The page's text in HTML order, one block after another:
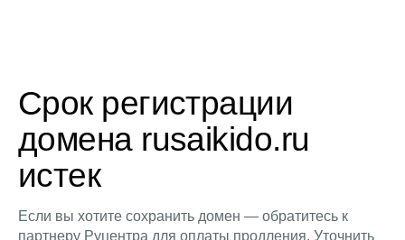
Срок регистрации
домена rusaikido.ru
истек
Если вы хотите сохранить домен — обратитесь к
партнеру Руцентра для оплаты продления. Уточнить